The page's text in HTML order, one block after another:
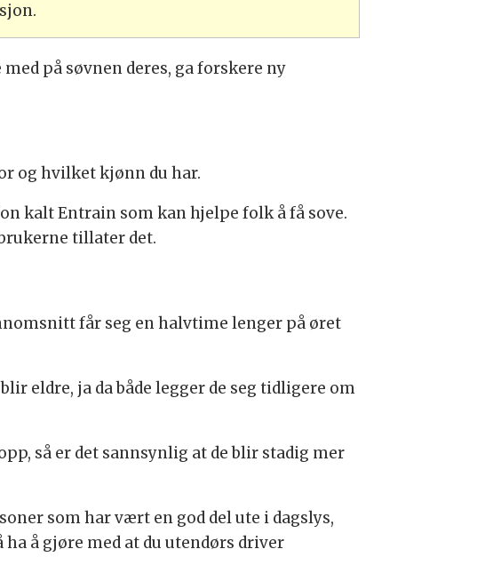
på søvnen deres, ga forskere ny
og hvilket kjønn du har.
kalt Entrain som kan hjelpe folk å få sove.
tillater det.
får seg en halvtime lenger på øret
eldre, ja da både legger de seg tidligere om
så er det sannsynlig at de blir stadig mer
som har vært en god del ute i dagslys,
å gjøre med at du utendørs driver